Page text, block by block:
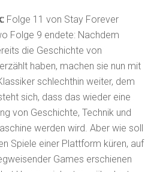
Folge 11 von Stay Forever
Folge 9 endete: Nachdem
die Geschichte von
haben, machen sie nun mit
schlechthin weiter, dem
sich, dass das wieder eine
von Geschichte, Technik und
werden wird. Aber wie soll
Spiele einer Plattform küren, auf
Games erschienen